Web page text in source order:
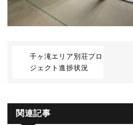
千ヶ滝エリア別荘プロ
ジェクト進捗状況
関連記事